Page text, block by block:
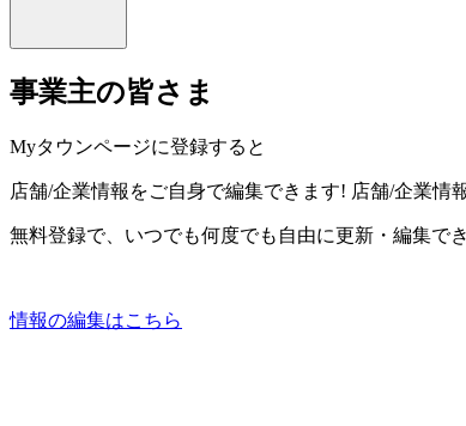
事業主の皆さま
Myタウンページに登録すると
店舗/企業情報をご自身で編集できます! 店舗/企業情
無料登録で、いつでも何度でも自由に更新・編集で
情報の編集はこちら